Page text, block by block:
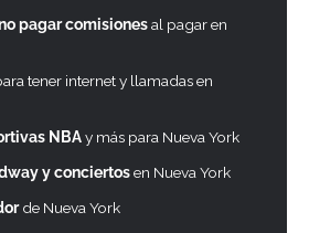
pagar comisionesal pagar en
tener internet y llamadas en
NBAy más para Nueva York
y conciertosen Nueva York
de Nueva York